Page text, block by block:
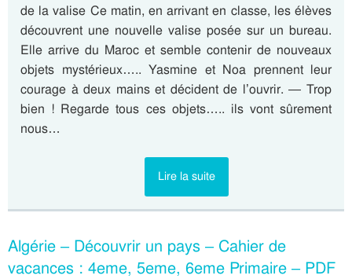
de la valise Ce matin, en arrivant en classe, les élèves
découvrent une nouvelle valise posée sur un bureau.
Elle arrive du Maroc et semble contenir de nouveaux
objets mystérieux….. Yasmine et Noa prennent leur
courage à deux mains et décident de l’ouvrir. — Trop
bien ! Regarde tous ces objets….. ils vont sûrement
nous…
Lire la suite
Algérie – Découvrir un pays – Cahier de
vacances : 4eme, 5eme, 6eme Primaire – PDF